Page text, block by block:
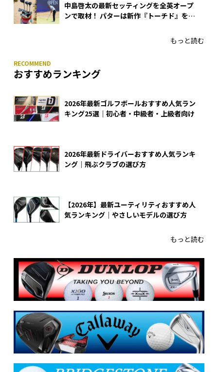
中島啓太の最新セッティングを全英オープ
ンで取材！ パターは新作『トーチド』を投
もっと読む
おすすめランキング
2026年最新ゴルフボールおすすめ人気ラン
キング25選｜初心者・中級者・上級者向け
2026年最新ドライバーおすすめ人気ランキ
ング｜飛ぶクラブの選び方
【2026年】最新ユーティリティおすすめ人
気ランキング｜やさしいモデルの選び方
もっと読む